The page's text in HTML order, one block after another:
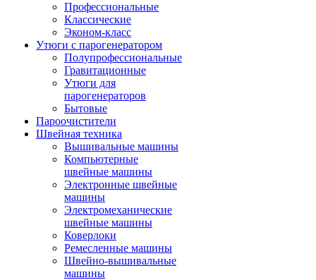
Профессиональные
Классические
Эконом-класс
Утюги с парогенератором
Полупрофессиональные
Гравитационные
Утюги для
парогенераторов
Бытовые
Пароочистители
Швейная техника
Вышивальные машины
Компьютерные
швейные машины
Электронные швейные
машины
Электромеханические
швейные машины
Коверлоки
Ремесленные машины
Швейно-вышивальные
машины